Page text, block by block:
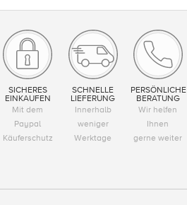
SICHERES
EINKAUFEN
Mit dem
Paypal
Käuferschutz
SCHNELLE
LIEFERUNG
Innerhalb
weniger
Werktage
PERSÖNLICHE
BERATUNG
Wir helfen
Ihnen
gerne weiter